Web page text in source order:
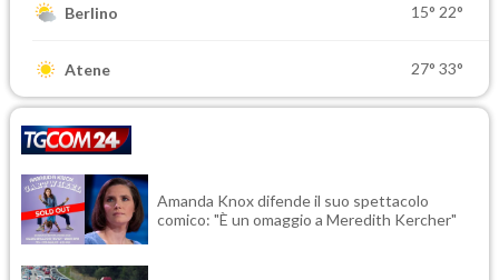
Berlino 15° 22°
Atene 27° 33°
Amanda Knox difende il suo spettacolo
comico: "È un omaggio a Meredith Kercher"